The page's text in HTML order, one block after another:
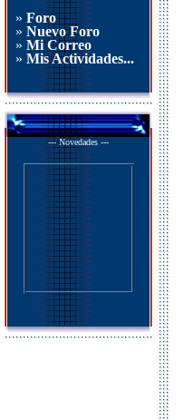
» Foro
» Nuevo Foro
» Mi Correo
» Mis Actividades...
--- Novedades ---